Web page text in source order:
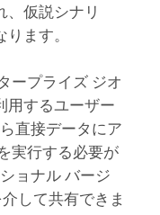
、仮説シナリ
ます。
ープライズ ジオ
用するユーザー
直接データにア
実行する必要が
ョナル バージ
して共有できま